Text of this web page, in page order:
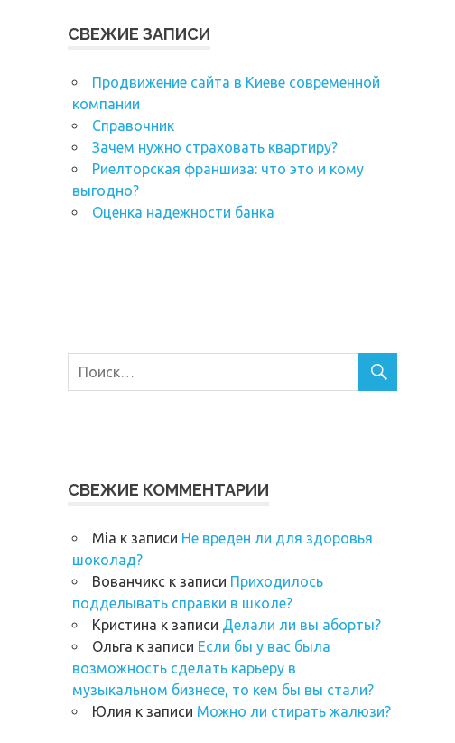
СВЕЖИЕ ЗАПИСИ
Продвижение сайта в Киеве современной
компании
Справочник
Зачем нужно страховать квартиру?
Риелторская франшиза: что это и кому
выгодно?
Оценка надежности банка
СВЕЖИЕ КОММЕНТАРИИ
Mia к записи Не вреден ли для здоровья
шоколад?
Вованчикс к записи Приходилось
подделывать справки в школе?
Кристина к записи Делали ли вы аборты?
Ольга к записи Если бы у вас была
возможность сделать карьеру в
музыкальном бизнесе, то кем бы вы стали?
Юлия к записи Можно ли стирать жалюзи?